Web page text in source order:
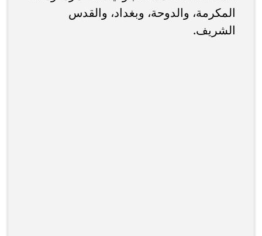
المكرمة، والدوحة، وبغداد، والقدس
الشريف.